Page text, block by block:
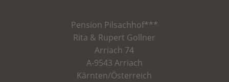
Pension Pilsachhof***
Rita & Rupert Gollner
Arriach 74
A-9543 Arriach
Kärnten/Österreich